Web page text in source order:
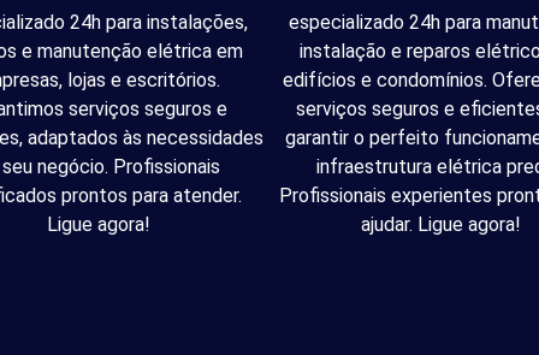
24h para instalações,
e manutenção elétrica em
lojas e escritórios.
serviços seguros e
adaptados às necessidades
negócio. Profissionais
prontos para atender.
Ligue agora!
especializado 24h para
instalação e reparos
edifícios e condomínios.
serviços seguros e
garantir o perfeito
infraestrutura elétrica
Profissionais experientes
ajudar. Ligue agora!